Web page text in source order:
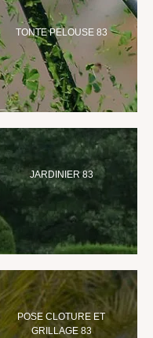
TONTE PELOUSE 83
JARDINIER 83
POSE CLOTURE ET
GRILLAGE 83